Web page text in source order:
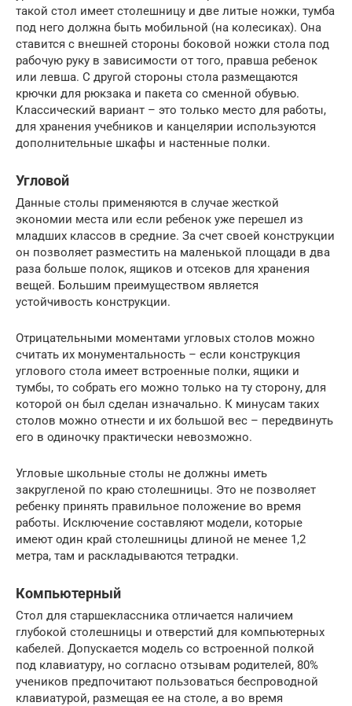
такой стол имеет столешницу и две литые ножки, тумба
под него должна быть мобильной (на колесиках). Она
ставится с внешней стороны боковой ножки стола под
рабочую руку в зависимости от того, правша ребенок
или левша. С другой стороны стола размещаются
крючки для рюкзака и пакета со сменной обувью.
Классический вариант – это только место для работы,
для хранения учебников и канцелярии используются
дополнительные шкафы и настенные полки.
Угловой
Данные столы применяются в случае жесткой
экономии места или если ребенок уже перешел из
младших классов в средние. За счет своей конструкции
он позволяет разместить на маленькой площади в два
раза больше полок, ящиков и отсеков для хранения
вещей. Большим преимуществом является
устойчивость конструкции.
Отрицательными моментами угловых столов можно
считать их монументальность – если конструкция
углового стола имеет встроенные полки, ящики и
тумбы, то собрать его можно только на ту сторону, для
которой он был сделан изначально. К минусам таких
столов можно отнести и их большой вес – передвинуть
его в одиночку практически невозможно.
Угловые школьные столы не должны иметь
закругленой по краю столешницы. Это не позволяет
ребенку принять правильное положение во время
работы. Исключение составляют модели, которые
имеют один край столешницы длиной не менее 1,2
метра, там и раскладываются тетрадки.
Компьютерный
Стол для старшеклассника отличается наличием
глубокой столешницы и отверстий для компьютерных
кабелей. Допускается модель со встроенной полкой
под клавиатуру, но согласно отзывам родителей, 80%
учеников предпочитают пользоваться беспроводной
клавиатурой, размещая ее на столе, а во время